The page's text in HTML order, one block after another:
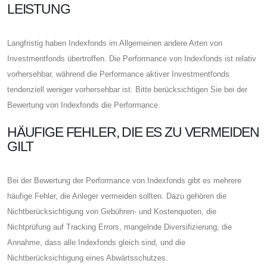
LEISTUNG
Langfristig haben Indexfonds im Allgemeinen andere Arten von
Investmentfonds übertroffen. Die Performance von Indexfonds ist relativ
vorhersehbar, während die Performance aktiver Investmentfonds
tendenziell weniger vorhersehbar ist. Bitte berücksichtigen Sie bei der
Bewertung von Indexfonds die Performance.
HÄUFIGE FEHLER, DIE ES ZU VERMEIDEN
GILT
Bei der Bewertung der Performance von Indexfonds gibt es mehrere
häufige Fehler, die Anleger vermeiden sollten. Dazu gehören die
Nichtberücksichtigung von Gebühren- und Kostenquoten, die
Nichtprüfung auf Tracking Errors, mangelnde Diversifizierung, die
Annahme, dass alle Indexfonds gleich sind, und die
Nichtberücksichtigung eines Abwärtsschutzes.